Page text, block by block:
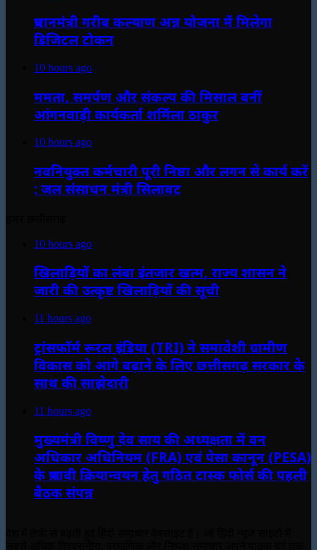
प्रधानमंत्री गरीब कल्याण अन्न योजना में मिलेगा
डिजिटल टोकन
10 hours ago
ममता, समर्पण और संकल्प की मिसाल बनीं
आंगनवाड़ी कार्यकर्ता शर्मिला ठाकुर
10 hours ago
नवनियुक्त कर्मचारी पूरी निष्ठा और लगन से कार्य करें
: जल संसाधन मंत्री सिलावट
10 hours ago
खिलाड़ियों का लंबा इंतजार खत्म, राज्य शासन ने
जारी की उत्कृष्ट खिलाड़ियों की सूची
11 hours ago
ट्रांसफॉर्म रूरल इंडिया (TRI) ने समावेशी ग्रामीण
विकास को आगे बढ़ाने के लिए छत्तीसगढ़ सरकार के
साथ की साझेदारी
11 hours ago
मुख्यमंत्री विष्णु देव साय की अध्यक्षता में वन
अधिकार अधिनियम (FRA) एवं पेसा कानून (PESA)
के प्रभावी क्रियान्वयन हेतु गठित टास्क फोर्स की पहली
बैठक संपन्न